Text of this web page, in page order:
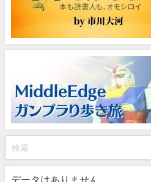
データはありません